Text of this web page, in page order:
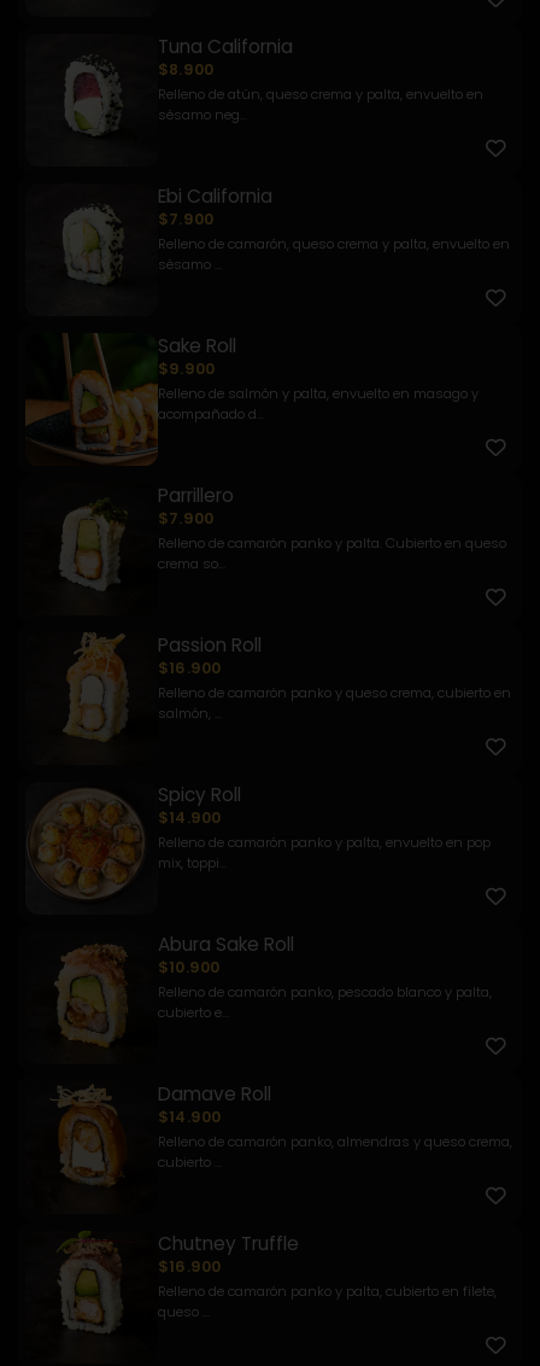
Tuna California
$8.900
Relleno de atún, queso crema y palta, envuelto en
sésamo neg...
Ebi California
$7.900
Relleno de camarón, queso crema y palta, envuelto en
sésamo ...
Sake Roll
$9.900
Relleno de salmón y palta, envuelto en masago y
acompañado d...
Parrillero
$7.900
Relleno de camarón panko y palta. Cubierto en queso
crema so...
Passion Roll
$16.900
Relleno de camarón panko y queso crema, cubierto en
salmón, ...
Spicy Roll
$14.900
Relleno de camarón panko y palta, envuelto en pop
mix, toppi...
Abura Sake Roll
$10.900
Relleno de camarón panko, pescado blanco y palta,
cubierto e...
Damave Roll
$14.900
Relleno de camarón panko, almendras y queso crema,
cubierto ...
Chutney Truffle
$16.900
Relleno de camarón panko y palta, cubierto en filete,
queso ...